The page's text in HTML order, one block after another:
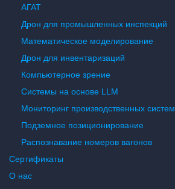
АГАТ
Дрон для промышленных инспекций
Математическое моделирование
Дрон для инвентаризаций
Компьютерное зрение
Системы на основе LLM
Мониторинг производственных систем
Подземное позиционирование
Распознавание номеров вагонов
Сертификаты
О нас